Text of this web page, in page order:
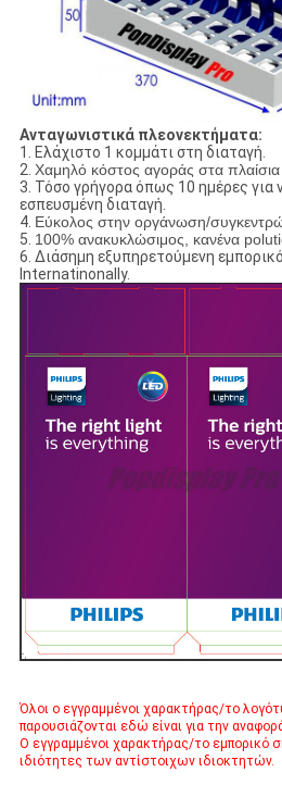
Ανταγωνιστικά πλεονεκτήματα:
1.
Ελάχιστο 1 κομμάτι στη διαταγή.
2. Χαμηλό κόστος αγοράς στα
3. Τόσο γρήγορα όπως 10 ημέρες για
εσπευσμένη διαταγή.
4. Εύκολος στην οργάνωση/
5. 100% ανακυκλώσιμος, κανένα
6. Διάσημη εξυπηρετούμενη
Internatinonally.
Όλοι ο εγγραμμένοι χαρακτήρας/το
παρουσιάζονται εδώ είναι για την
Ο εγγραμμένοι χαρακτήρας/το εμπορικό
ιδιότητες των αντίστοιχων ιδιοκτητών.